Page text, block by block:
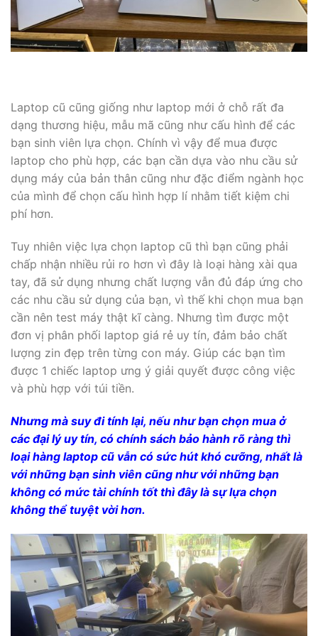
Laptop cũ cũng giống như laptop mới ở chỗ rất đa
dạng thương hiệu, mẫu mã cũng như cấu hình để các
bạn sinh viên lựa chọn. Chính vì vậy để mua được
laptop cho phù hợp, các bạn cần dựa vào nhu cầu sử
dụng máy của bản thân cũng như đặc điểm ngành học
của mình để chọn cấu hình hợp lí nhằm tiết kiệm chi
phí hơn.
Tuy nhiên việc lựa chọn laptop cũ thì bạn cũng phải
chấp nhận nhiều rủi ro hơn vì đây là loại hàng xài qua
tay, đã sử dụng nhưng chất lượng vẫn đủ đáp ứng cho
các nhu cầu sử dụng của bạn, vì thế khi chọn mua bạn
cần nên test máy thật kĩ càng. Nhưng tìm được một
đơn vị phân phối laptop giá rẻ uy tín, đảm bảo chất
lượng zin đẹp trên từng con máy. Giúp các bạn tìm
được 1 chiếc laptop ưng ý giải quyết được công việc
và phù hợp với túi tiền.
Nhưng mà suy đi tính lại, nếu như bạn chọn mua ở
các đại lý uy tín, có chính sách bảo hành rõ ràng thì
loại hàng laptop cũ vẫn có sức hút khó cưỡng, nhất là
với những bạn sinh viên cũng như với những bạn
không có mức tài chính tốt thì đây là sự lựa chọn
không thể tuyệt vời hơn.